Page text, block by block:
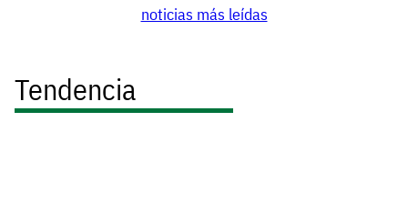
noticias más leídas
Tendencia